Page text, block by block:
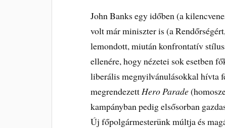
John Banks egy időben (a
volt már miniszter is (a
lemondott, miután konfrontatív
ellenére, hogy nézetei sok esetben
liberális megnyilvánulásokkal hívta
megrendezett Hero Parade
kampányban pedig elsősorban
Új főpolgármesterünk múltja és